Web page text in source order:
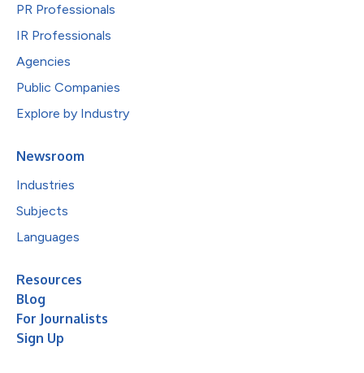
PR Professionals
IR Professionals
Agencies
Public Companies
Explore by Industry
Newsroom
Industries
Subjects
Languages
Resources
Blog
For Journalists
Sign Up